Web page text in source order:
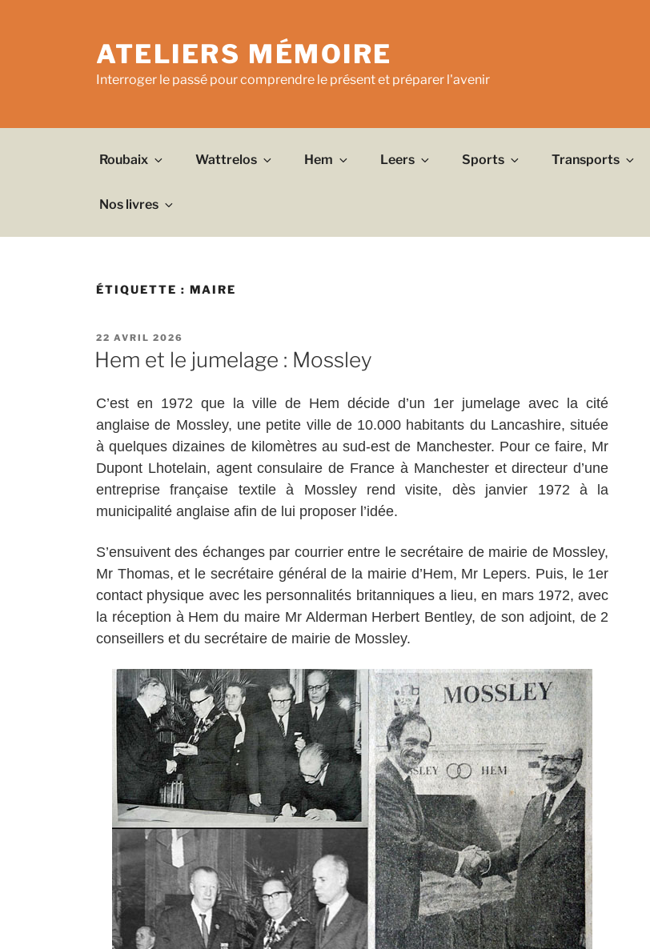
ATELIERS MÉMOIRE
Interroger le passé pour comprendre le présent et préparer l'avenir
Roubaix Wattrelos Hem Leers Sports Transports
Nos livres
ÉTIQUETTE : MAIRE
PUBLIÉ
LE
22 AVRIL 2026
Hem et le jumelage : Mossley
C’est en 1972 que la ville de Hem décide d’un 1er jumelage avec la cité
anglaise de Mossley, une petite ville de 10.000 habitants du Lancashire, située
à quelques dizaines de kilomètres au sud-est de Manchester. Pour ce faire, Mr
Dupont Lhotelain, agent consulaire de France à Manchester et directeur d’une
entreprise française textile à Mossley rend visite, dès janvier 1972 à la
municipalité anglaise afin de lui proposer l’idée.
S’ensuivent des échanges par courrier entre le secrétaire de mairie de Mossley,
Mr Thomas, et le secrétaire général de la mairie d’Hem, Mr Lepers. Puis, le 1er
contact physique avec les personnalités britanniques a lieu, en mars 1972, avec
la réception à Hem du maire Mr Alderman Herbert Bentley, de son adjoint, de 2
conseillers et du secrétaire de mairie de Mossley.